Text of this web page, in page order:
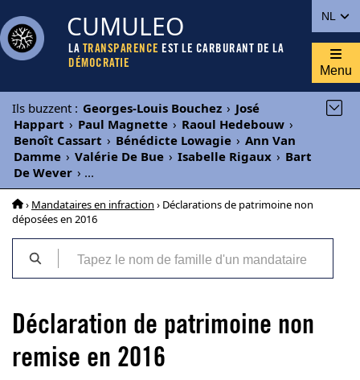
NL
CUMULEO
LA TRANSPARENCE EST LE CARBURANT DE LA
DÉMOCRATIE
Menu
Ils buzzent : Georges-Louis Bouchez › José
Happart › Paul Magnette › Raoul Hedebouw ›
Benoît Cassart › Bénédicte Lowagie › Ann Van
Damme › Valérie De Bue › Isabelle Rigaux › Bart
De Wever › ...
› Mandataires en infraction › Déclarations de patrimoine non
déposées en 2016
Déclaration de patrimoine non
remise en 2016